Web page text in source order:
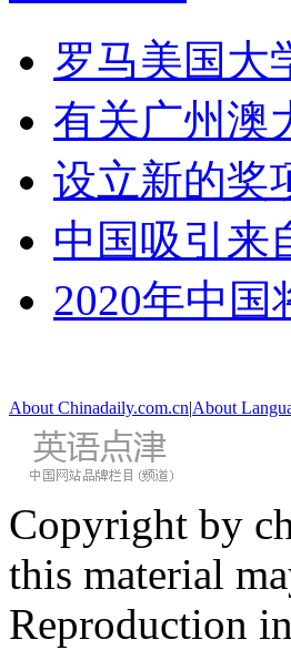
罗马美国大
有关广州澳
设立新的奖
中国吸引来
2020年中
About Chinadaily.com.cn|About
Copyright by
this material
Reproduction